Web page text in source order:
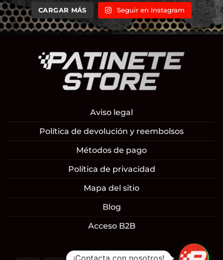
CARGAR MÁS Seguir en Instagram
Aviso legal
Política de devolución y reembolsos
Métodos de pago
Política de privacidad
Mapa del sitio
Blog
Acceso B2B
¡Contacta con nosotros!